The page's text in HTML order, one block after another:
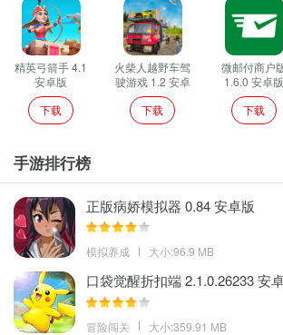
精英弓箭手 4.1
安卓版
下载
火柴人越野车驾
驶游戏 1.2 安卓
版
下载
微邮付商户
1.6.0 安卓版
下载
手游排行榜
正版病娇模拟器 0.84 安卓版
模拟养成 大小:96.9 MB
口袋觉醒折扣端 2.1.0.26233 安
冒险闯关 大小:359.91 MB